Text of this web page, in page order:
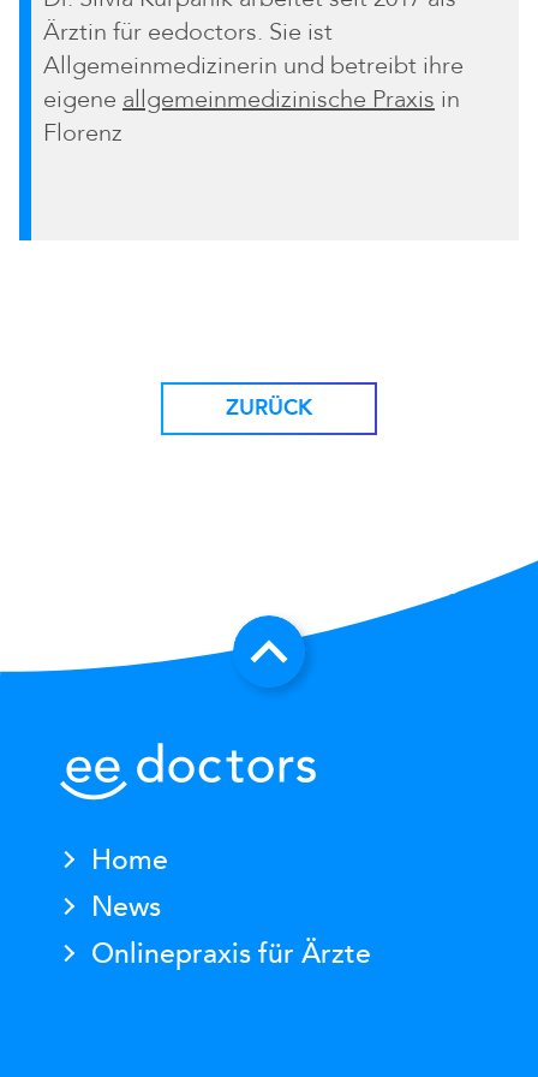
Ärztin für eedoctors. Sie ist
Allgemeinmedizinerin und betreibt ihre
eigene allgemeinmedizinische Praxis in
Florenz
ZURÜCK
Home
News
Onlinepraxis für Ärzte